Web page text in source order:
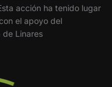
acción ha tenido lugar
el apoyo del
de Linares